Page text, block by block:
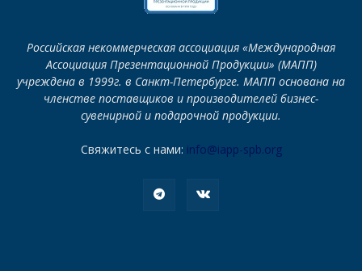
Российская некоммерческая ассоциация «Международная
Ассоциация Презентационной Продукции» (МАПП)
учреждена в 1999г. в Санкт-Петербурге. МАПП основана на
членстве поставщиков и производителей бизнес-
сувенирной и подарочной продукции.
Свяжитесь с нами: info@iapp-spb.org